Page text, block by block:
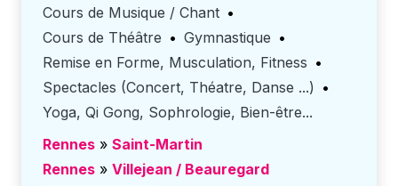
Cours de Musique / Chant •
Cours de Théâtre • Gymnastique •
Remise en Forme, Musculation, Fitness •
Spectacles (Concert, Théatre, Danse ...) •
Yoga, Qi Gong, Sophrologie, Bien-être...
Rennes » Saint-Martin
Rennes » Villejean / Beauregard